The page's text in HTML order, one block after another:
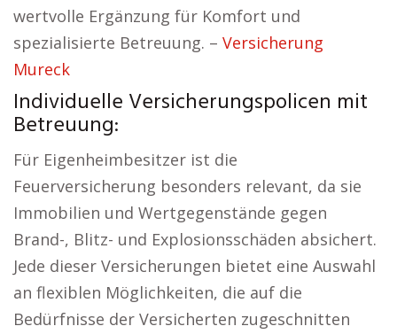
wertvolle Ergänzung für Komfort und
spezialisierte Betreuung. – Versicherung
Mureck
Individuelle Versicherungspolicen mit
Betreuung:
Für Eigenheimbesitzer ist die
Feuerversicherung besonders relevant, da sie
Immobilien und Wertgegenstände gegen
Brand-, Blitz- und Explosionsschäden absichert.
Jede dieser Versicherungen bietet eine Auswahl
an flexiblen Möglichkeiten, die auf die
Bedürfnisse der Versicherten zugeschnitten